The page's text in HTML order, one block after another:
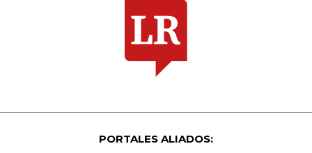
PORTALES ALIADOS: